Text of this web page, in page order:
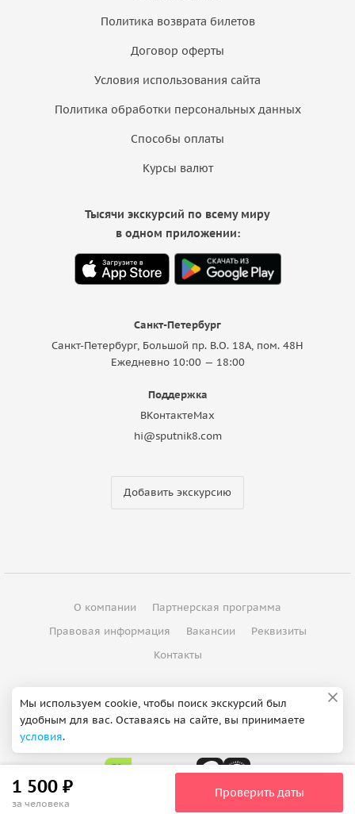
1 500 ₽
за человека
Проверить даты
Политика возврата билетов
Договор оферты
Условия использования сайта
Политика обработки персональных данных
Способы оплаты
Курсы валют
Санкт-Петербург
Санкт-Петербург, Большой пр. В.О. 18A, пом. 48Н
Ежедневно 10:00 — 18:00
Поддержка
ВКонтактеMax
hi@sputnik8.com
Добавить экскурсию
Тысячи экскурсий по всему миру
в одном приложении:
О компании
Партнерская программа
Правовая информация
Вакансии
Реквизиты
Контакты
© 2012 - 2026 ООО "Спутник"
Сделано в Петербурге
Мы используем cookie, чтобы поиск экскурсий был
удобным для вас. Оставаясь на сайте, вы принимаете
условия.